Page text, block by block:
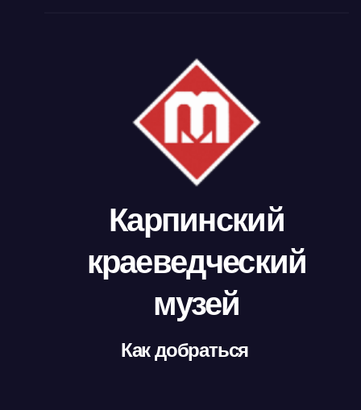
Карпинский
краеведческий
музей
Как добраться